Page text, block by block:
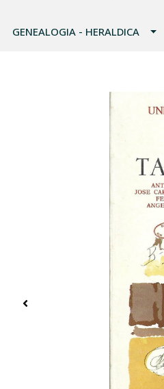
GENEALOGIA - HERALDICA